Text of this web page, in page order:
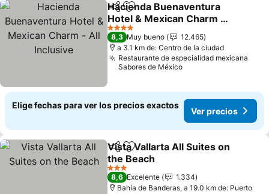
CompartirAgregar a favoritos
Hacienda Buenaventura
Hotel & Mexican Charm -
All Inclusive
Ver precios
4 Estrellas
8,3 Muy bueno
12.465
a 3.1 km de: Centro de la ciudad
Restaurante de especialidad mexicana
Sabores de México
Elige fechas para ver los precios exactos
Ver precios
CompartirAgregar a favoritos
Vista Vallarta All Suites on
the Beach
Ver precios
3 Estrellas
8,6 Excelente
1.334
Bahía de Banderas, a 19.0 km de: Puerto